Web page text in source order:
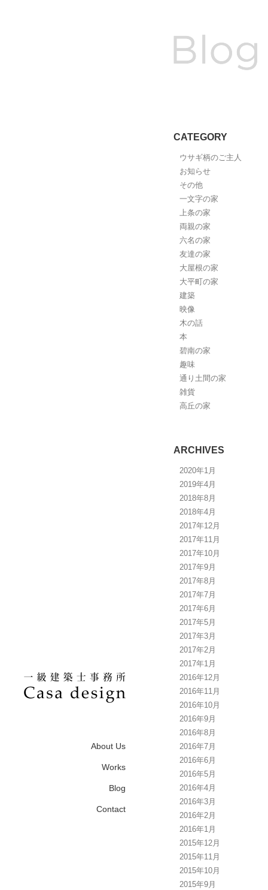
About Us
Works
Blog
Contact
CATEGORY
ウサギ柄のご主人
お知らせ
その他
一文字の家
上条の家
両親の家
六名の家
友達の家
大屋根の家
大平町の家
建築
映像
木の話
本
碧南の家
趣味
通り土間の家
雑貨
高丘の家
ARCHIVES
2020年1月
2019年4月
2018年8月
2018年4月
2017年12月
2017年11月
2017年10月
2017年9月
2017年8月
2017年7月
2017年6月
2017年5月
2017年3月
2017年2月
2017年1月
2016年12月
2016年11月
2016年10月
2016年9月
2016年8月
2016年7月
2016年6月
2016年5月
2016年4月
2016年3月
2016年2月
2016年1月
2015年12月
2015年11月
2015年10月
2015年9月